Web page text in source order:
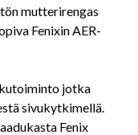
mutterirengas
Fenixin AER-
jotka
sivukytkimellä.
Fenix